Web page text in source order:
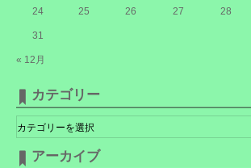
« 12月
24 25 26 27 28
31
カテゴリー
テ
ゴ
リ
ー
アーカイブ